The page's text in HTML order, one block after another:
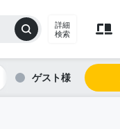
詳細
検索
ゲスト